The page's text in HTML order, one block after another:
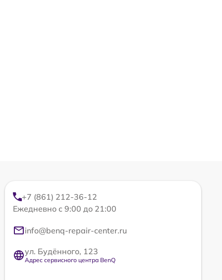
+7 (861) 212-36-12
Ежедневно с 9:00 до 21:00
info@benq-repair-center.ru
ул. Будённого, 123
Адрес сервисного центра BenQ